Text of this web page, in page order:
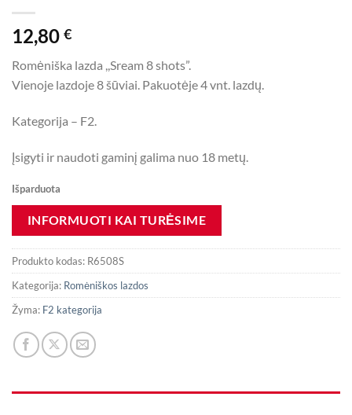
12,80 €
Romėniška lazda ,,Sream 8 shots”.
Vienoje lazdoje 8 šūviai. Pakuotėje 4 vnt. lazdų.
Kategorija – F2.
Įsigyti ir naudoti gaminį galima nuo 18 metų.
Išparduota
Produkto kodas: R6508S
Kategorija: Romėniškos lazdos
Žyma: F2 kategorija